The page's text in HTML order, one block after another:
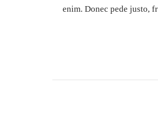
enim. Donec pede justo,